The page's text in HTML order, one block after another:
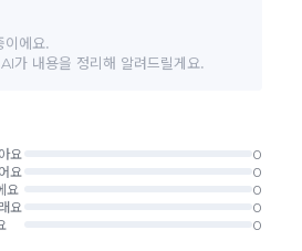
회 '상품정보제공고시'에 따라 판매자가 직접 등록한
자에게 있습니다.
완료 후 재고 부족 등으로 인해 주문 취소 처리가 될
있는 점 양해 부탁드립니다.
상태가 상품준비중인 경우 취소신청이 불가능합니
/교환은 미사용 제품에 한해 배송완료 후 7일 이내입
.
반품은 불가하오니 반드시 고객센터나 ＂마이바바
문취소/교환/반품 신청"을 통해서 신청접수를 하시
랍니다.